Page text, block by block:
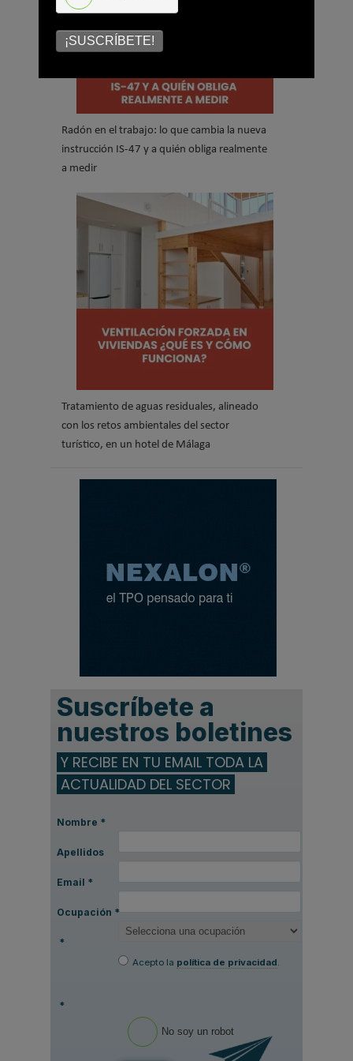
Radón en el trabajo: lo que cambia la nueva
instrucción IS-47 y a quién obliga realmente
a medir
Tratamiento de aguas residuales, alineado
con los retos ambientales del sector
turístico, en un hotel de Málaga
Suscríbete a
nuestros boletines
Y RECIBE EN TU EMAIL TODA LA
ACTUALIDAD DEL SECTOR
Nombre *
Apellidos
Email *
Ocupación *
*
Acepto la política de privacidad.
*
No soy un robot
¡SUSCRÍBETE!